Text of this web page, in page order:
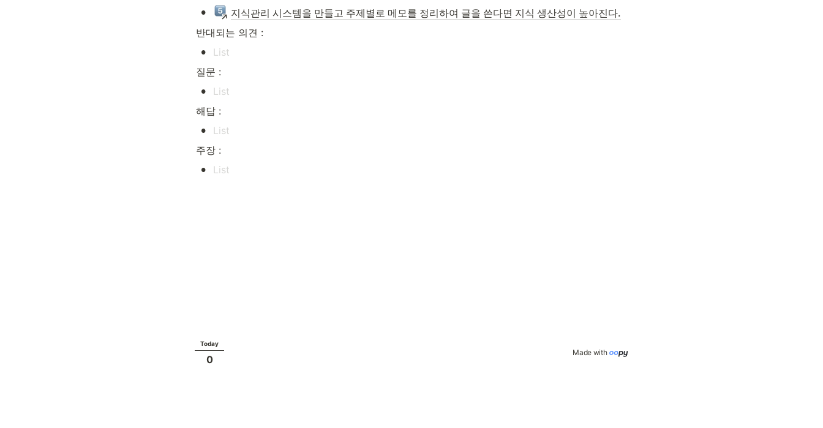
•
지식관리 시스템을 만들고 주제별로 메모를 정리하여 글을 쓴다면 지식 생산성이 높아진다.
반대되는 의견 :
•
질문 :
•
해답 :
•
주장 :
•
Today
0
Made with